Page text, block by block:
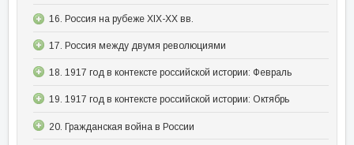
16. Россия на рубеже XIX-XX вв.
17. Россия между двумя революциями
18. 1917 год в контексте российской истории: Февраль
19. 1917 год в контексте российской истории: Октябрь
20. Гражданская война в России